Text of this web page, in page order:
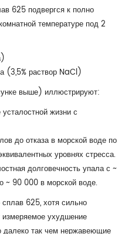
625 подвергся к полно
температуре под 2
(3,5% раствор NaCl)
выше) иллюстрируют:
жизни с
до отказа в морской воде по
уровнях стресса.
долговечность упала с ~
~ 90 000 в морской воде.
625, хотя сильно
ухудшение
далеко так чем нержавеющие